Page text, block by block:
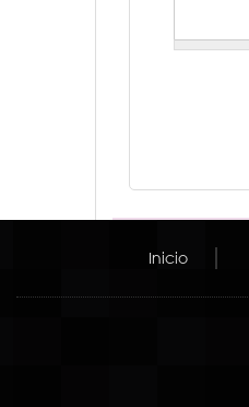
Inicio